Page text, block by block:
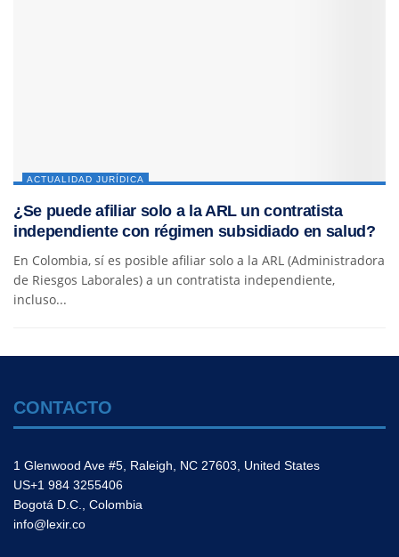
ACTUALIDAD JURÍDICA
¿Se puede afiliar solo a la ARL un contratista
independiente con régimen subsidiado en salud?
En Colombia, sí es posible afiliar solo a la ARL (Administradora
de Riesgos Laborales) a un contratista independiente,
incluso...
CONTACTO
1 Glenwood Ave #5, Raleigh, NC 27603, United States
US+1 984 3255406
Bogotá D.C., Colombia
info@lexir.co